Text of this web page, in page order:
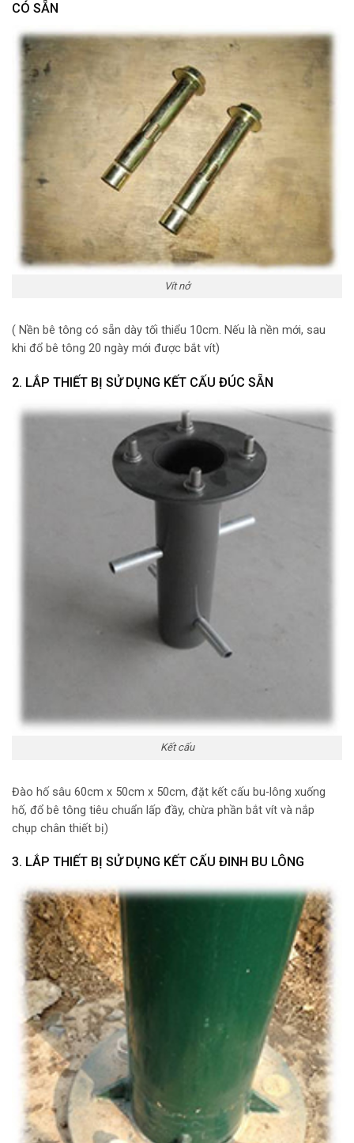
CÓ SẴN
Vít nở
( Nền bê tông có sẵn dày tối thiểu 10cm. Nếu là nền mới, sau
khi đổ bê tông 20 ngày mới được bắt vít)
2. LẮP THIẾT BỊ SỬ DỤNG KẾT CẤU ĐÚC SẴN
Kết cấu
Đào hố sâu 60cm x 50cm x 50cm, đặt kết cấu bu-lông xuống
hố, đổ bê tông tiêu chuẩn lấp đầy, chừa phần bắt vít và nắp
chụp chân thiết bị)
3. LẮP THIẾT BỊ SỬ DỤNG KẾT CẤU ĐINH BU LÔNG